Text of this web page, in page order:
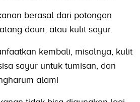
berasal dari potongan
daun, atau kulit sayur.
kembali, misalnya, kulit
sayur untuk tumisan, dan
alami